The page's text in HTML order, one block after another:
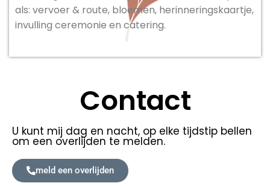
als: vervoer & route, bloemen, herinneringskaartje,
invulling ceremonie en catering.
Contact
U kunt mij dag en nacht, op elke tijdstip bellen
om een overlijden te melden.
meld een overlijden